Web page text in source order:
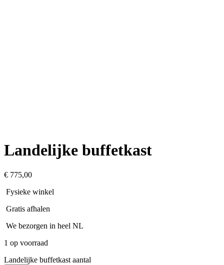
Landelijke buffetkast
€ 775,00
Fysieke winkel
Gratis afhalen
We bezorgen in heel NL
1 op voorraad
Landelijke buffetkast aantal